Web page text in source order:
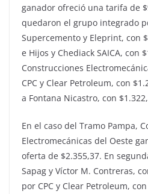
ganador ofreció una tarifa de
quedaron el grupo integrado
Supercemento y Eleprint, con
e Hijos y Chediack SAICA, con
Construcciones
CPC y Clear Petroleum, con
a Fontana Nicastro, con
En el caso del Tramo Pampa,
Electromecánicas del Oeste
oferta de $2.355,37. En
Sapag y Víctor M. Contreras,
por CPC y Clear Petroleum,